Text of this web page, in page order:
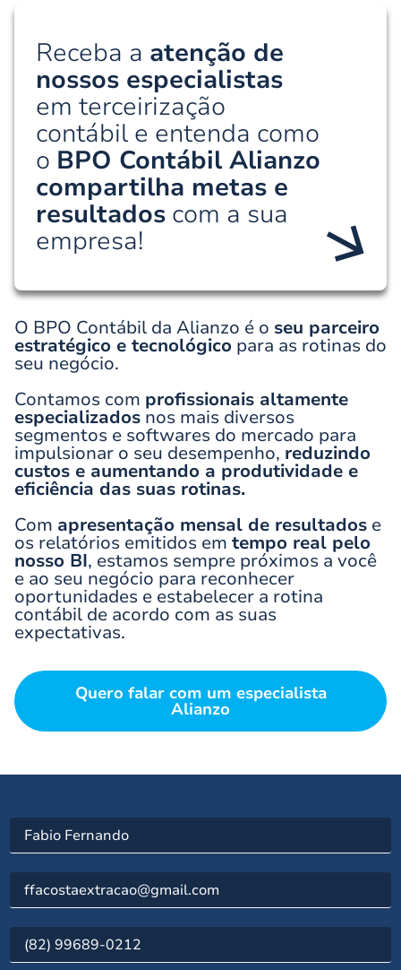
Receba a atenção de
nossos especialistas
em terceirização
contábil e entenda como
o BPO Contábil Alianzo
compartilha metas e
resultados com a sua
empresa!
O BPO Contábil da Alianzo é o seu parceiro
estratégico e tecnológico para as rotinas do
seu negócio.
Contamos com profissionais altamente
especializados nos mais diversos
segmentos e softwares do mercado para
impulsionar o seu desempenho, reduzindo
custos e aumentando a produtividade e
eficiência das suas rotinas.
Com apresentação mensal de resultados e
os relatórios emitidos em tempo real pelo
nosso BI, estamos sempre próximos a você
e ao seu negócio para reconhecer
oportunidades e estabelecer a rotina
contábil de acordo com as suas
expectativas.
Quero falar com um especialista
Alianzo